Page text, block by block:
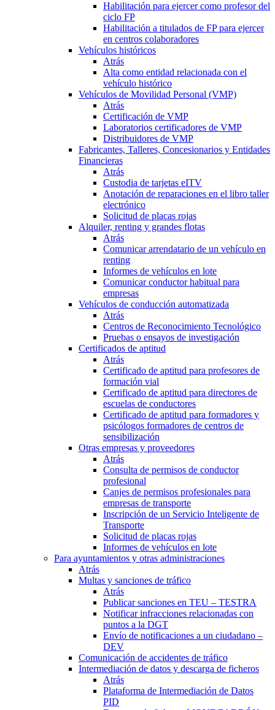
Habilitación para ejercer como profesor del
ciclo FP
Habilitación a titulados de FP para ejercer
en centros colaboradores
Vehículos históricos
Atrás
Alta como entidad relacionada con el
vehículo histórico
Vehículos de Movilidad Personal (VMP)
Atrás
Certificación de VMP
Laboratorios certificadores de VMP
Distribuidores de VMP
Fabricantes, Talleres, Concesionarios y Entidades
Financieras
Atrás
Custodia de tarjetas eITV
Anotación de reparaciones en el libro taller
electrónico
Solicitud de placas rojas
Alquiler, renting y grandes flotas
Atrás
Comunicar arrendatario de un vehículo en
renting
Informes de vehículos en lote
Comunicar conductor habitual para
empresas
Vehículos de conducción automatizada
Atrás
Centros de Reconocimiento Tecnológico
Pruebas o ensayos de investigación
Certificados de aptitud
Atrás
Certificado de aptitud para profesores de
formación vial
Certificado de aptitud para directores de
escuelas de conductores
Certificado de aptitud para formadores y
psicólogos formadores de centros de
sensibilización
Otras empresas y proveedores
Atrás
Consulta de permisos de conductor
profesional
Canjes de permisos profesionales para
empresas de transporte
Inscripción de un Servicio Inteligente de
Transporte
Solicitud de placas rojas
Informes de vehículos en lote
Para ayuntamientos y otras administraciones
Atrás
Multas y sanciones de tráfico
Atrás
Publicar sanciones en TEU – TESTRA
Notificar infracciones relacionadas con
puntos a la DGT
Envío de notificaciones a un ciudadano –
DEV
Comunicación de accidentes de tráfico
Intermediación de datos y descarga de ficheros
Atrás
Plataforma de Intermediación de Datos
PID